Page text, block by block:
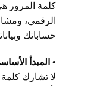
كلمة المرور
الرقمي،
حساباتك
• المبدأ
لا تشارك